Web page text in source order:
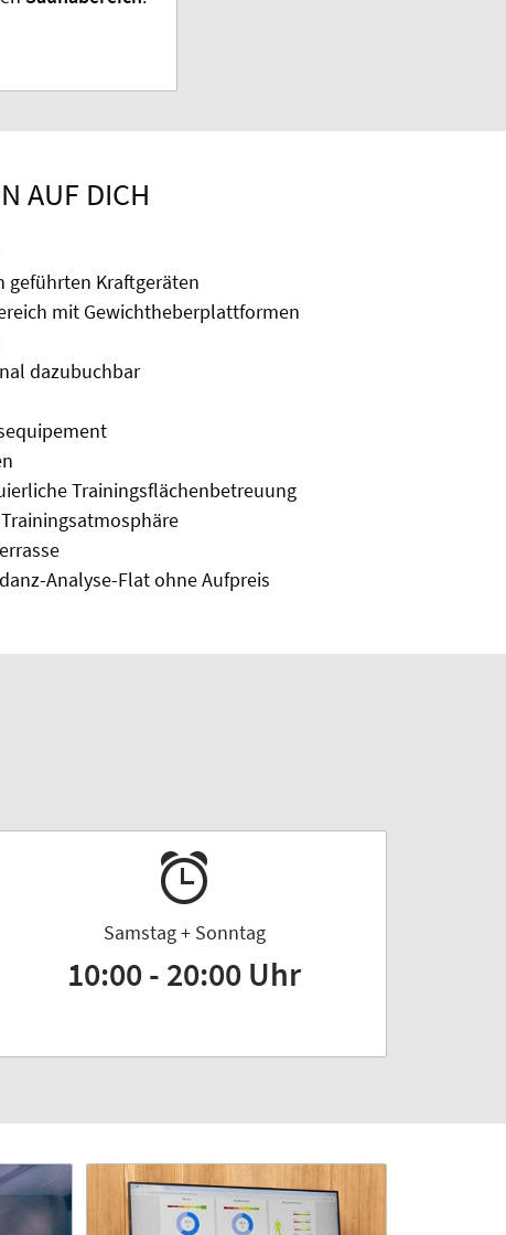
AUF DICH
geführten Kraftgeräten
mit Gewichtheberplattformen
dazubuchbar
Trainingsflächenbetreuung
Analyse-Flat ohne Aufpreis
Samstag + Sonntag
10:00 - 20:00 Uhr